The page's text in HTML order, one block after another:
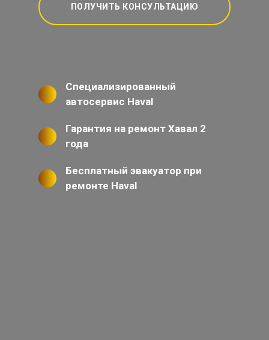
ПОЛУЧИТЬ КОНСУЛЬТАЦИЮ
Специализированный
автосервис Haval
Гарантия на ремонт Хавал 2
года
Бесплатный эвакуатор при
ремонте Haval